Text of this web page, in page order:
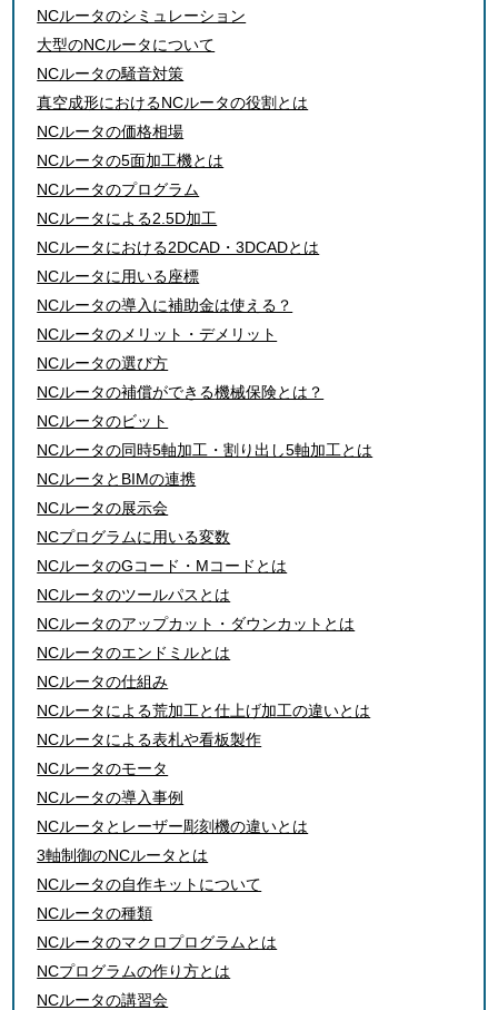
NCルータのシミュレーション
大型のNCルータについて
NCルータの騒音対策
真空成形におけるNCルータの役割とは
NCルータの価格相場
NCルータの5面加工機とは
NCルータのプログラム
NCルータによる2.5D加工
NCルータにおける2DCAD・3DCADとは
NCルータに用いる座標
NCルータの導入に補助金は使える？
NCルータのメリット・デメリット
NCルータの選び方
NCルータの補償ができる機械保険とは？
NCルータのビット
NCルータの同時5軸加工・割り出し5軸加工とは
NCルータとBIMの連携
NCルータの展示会
NCプログラムに用いる変数
NCルータのGコード・Mコードとは
NCルータのツールパスとは
NCルータのアップカット・ダウンカットとは
NCルータのエンドミルとは
NCルータの仕組み
NCルータによる荒加工と仕上げ加工の違いとは
NCルータによる表札や看板製作
NCルータのモータ
NCルータの導入事例
NCルータとレーザー彫刻機の違いとは
3軸制御のNCルータとは
NCルータの自作キットについて
NCルータの種類
NCルータのマクロプログラムとは
NCプログラムの作り方とは
NCルータの講習会